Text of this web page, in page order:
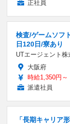
正社員
検査/ゲームソフ
日120日/寮あり
UTエージェント
大阪府
時給1,350円～
派遣社員
「長期キャリア